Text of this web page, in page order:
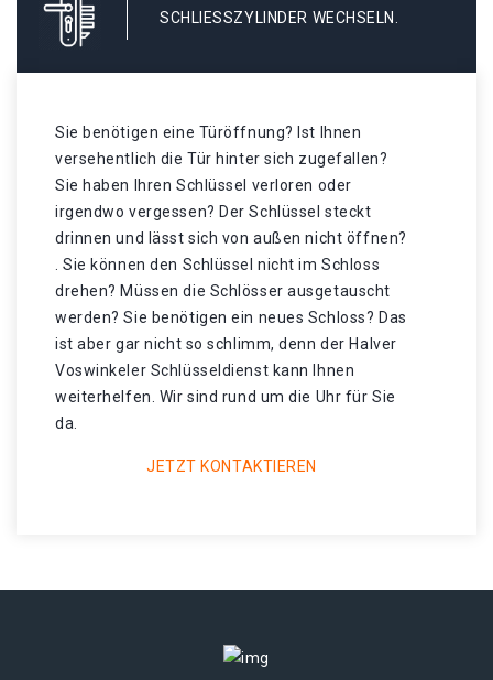
SCHLIESSZYLINDER WECHSELN.
Sie benötigen eine Türöffnung? Ist Ihnen
versehentlich die Tür hinter sich zugefallen?
Sie haben Ihren Schlüssel verloren oder
irgendwo vergessen? Der Schlüssel steckt
drinnen und lässt sich von außen nicht öffnen?
. Sie können den Schlüssel nicht im Schloss
drehen? Müssen die Schlösser ausgetauscht
werden? Sie benötigen ein neues Schloss? Das
ist aber gar nicht so schlimm, denn der Halver
Voswinkeler Schlüsseldienst kann Ihnen
weiterhelfen. Wir sind rund um die Uhr für Sie
da.
JETZT KONTAKTIEREN